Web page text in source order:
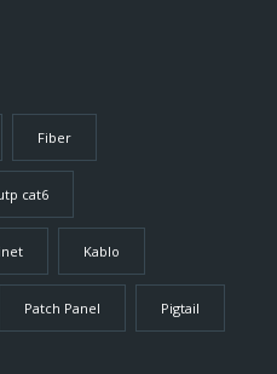
Fiber
cat6
Kablo
Patch Panel Pigtail